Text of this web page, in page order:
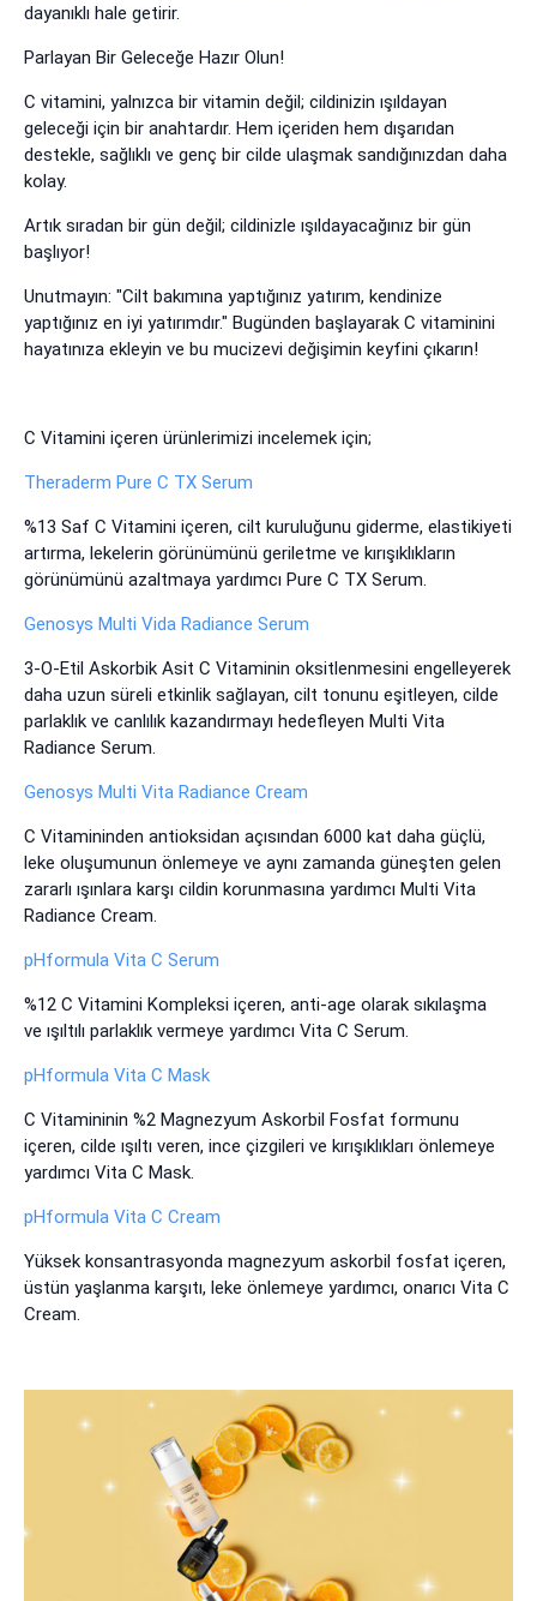
dayanıklı hale getirir.
Parlayan Bir Geleceğe Hazır Olun!
C vitamini, yalnızca bir vitamin değil; cildinizin ışıldayan
geleceği için bir anahtardır. Hem içeriden hem dışarıdan
destekle, sağlıklı ve genç bir cilde ulaşmak sandığınızdan daha
kolay.
Artık sıradan bir gün değil; cildinizle ışıldayacağınız bir gün
başlıyor!
Unutmayın: "Cilt bakımına yaptığınız yatırım, kendinize
yaptığınız en iyi yatırımdır." Bugünden başlayarak C vitaminini
hayatınıza ekleyin ve bu mucizevi değişimin keyfini çıkarın!
C Vitamini içeren ürünlerimizi incelemek için;
Theraderm Pure C TX Serum
%13 Saf C Vitamini içeren, cilt kuruluğunu giderme, elastikiyeti
artırma, lekelerin görünümünü geriletme ve kırışıklıkların
görünümünü azaltmaya yardımcı Pure C TX Serum.
Genosys Multi Vida Radiance Serum
3-O-Etil Askorbik Asit C Vitaminin oksitlenmesini engelleyerek
daha uzun süreli etkinlik sağlayan, cilt tonunu eşitleyen, cilde
parlaklık ve canlılık kazandırmayı hedefleyen Multi Vita
Radiance Serum.
Genosys Multi Vita Radiance Cream
C Vitamininden antioksidan açısından 6000 kat daha güçlü,
leke oluşumunun önlemeye ve aynı zamanda güneşten gelen
zararlı ışınlara karşı cildin korunmasına yardımcı Multi Vita
Radiance Cream.
pHformula Vita C Serum
%12 C Vitamini Kompleksi içeren, anti-age olarak sıkılaşma
ve ışıltılı parlaklık vermeye yardımcı Vita C Serum.
pHformula Vita C Mask
C Vitamininin %2 Magnezyum Askorbil Fosfat formunu
içeren, cilde ışıltı veren, ince çizgileri ve kırışıklıkları önlemeye
yardımcı Vita C Mask.
pHformula Vita C Cream
Yüksek konsantrasyonda magnezyum askorbil fosfat içeren,
üstün yaşlanma karşıtı, leke önlemeye yardımcı, onarıcı Vita C
Cream.